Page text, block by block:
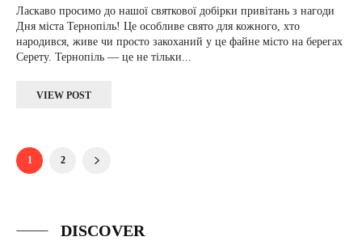
Ласкаво просимо до нашої святкової добірки привітань з нагоди
Дня міста Тернопіль! Це особливе свято для кожного, хто
народився, живе чи просто закоханий у це файне місто на берегах
Серету. Тернопіль — це не тільки...
VIEW POST
1 2
DISCOVER